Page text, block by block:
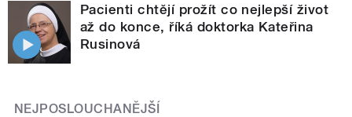
Pacienti chtějí prožít co nejlepší život
až do konce, říká doktorka Kateřina
Rusinová
NEJPOSLOUCHANĚJŠÍ